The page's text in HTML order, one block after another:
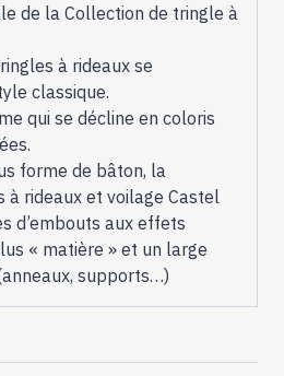
de la Collection de tringle à
à rideaux se
classique.
qui se décline en coloris
forme de bâton, la
rideaux et voilage Castel
d’embouts aux effets
« matière » et un large
supports…)